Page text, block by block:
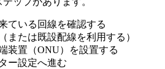
ている回線を確認する
または既設配線を利用する）
装置（ONU）を設置する
ー設定へ進む